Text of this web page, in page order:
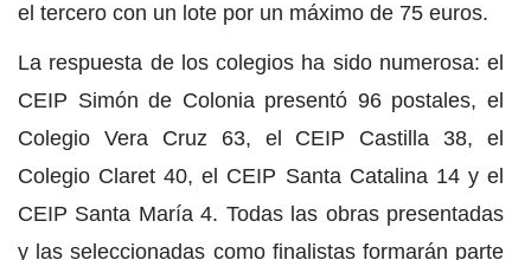
el tercero con un lote por un máximo de 75 euros.
La respuesta de los colegios ha sido numerosa: el
CEIP Simón de Colonia presentó 96 postales, el
Colegio Vera Cruz 63, el CEIP Castilla 38, el
Colegio Claret 40, el CEIP Santa Catalina 14 y el
CEIP Santa María 4. Todas las obras presentadas
y las seleccionadas como finalistas formarán parte